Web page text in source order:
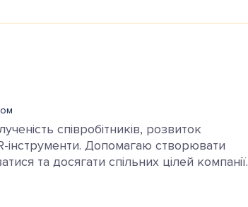
співробітників, розвиток
інструменти. Допомагаю створювати
та досягати спільних цілей компанії.